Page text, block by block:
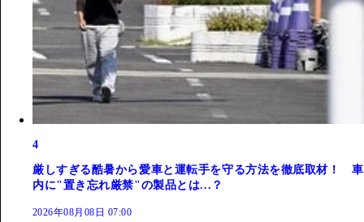
4
厳しすぎる酷暑から愛車と運転手を守る方法を徹底取材！ 車
内に"置き忘れ厳禁"の製品とは...？
2026年08月08日 07:00